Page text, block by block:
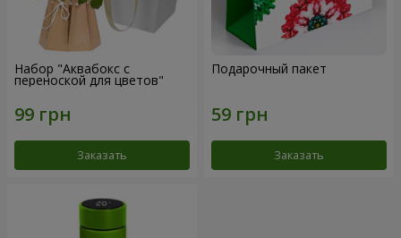
Набор "Аквабокс с
переноской для цветов"
Заказать
Подарочный пакет
Заказать